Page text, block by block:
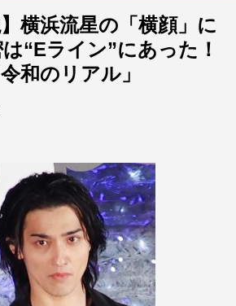
】横浜流星の「横顔」に
“Eライン”にあった！
和のリアル」